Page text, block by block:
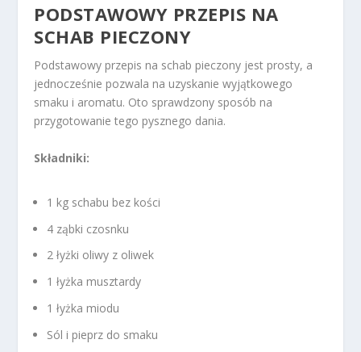
PODSTAWOWY PRZEPIS NA
SCHAB PIECZONY
Podstawowy przepis na schab pieczony jest prosty, a
jednocześnie pozwala na uzyskanie wyjątkowego
smaku i aromatu. Oto sprawdzony sposób na
przygotowanie tego pysznego dania.
Składniki:
1 kg schabu bez kości
4 ząbki czosnku
2 łyżki oliwy z oliwek
1 łyżka musztardy
1 łyżka miodu
Sól i pieprz do smaku